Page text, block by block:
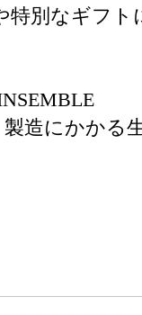
別なギフト
製造にかか